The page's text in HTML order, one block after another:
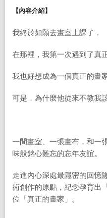
【內容介紹】
我終於如願去畫室上課了，
在那裡，我第一次遇到了真
我也好想成為一個真正的畫家
可是，為什麼他從來不教我
一間畫室、一張畫布，和一
味般銘心難忘的忘年友誼。
走進內心深處最隱密的回憶
術創作的原點，紀念孕育出
位「真正的畫家」。